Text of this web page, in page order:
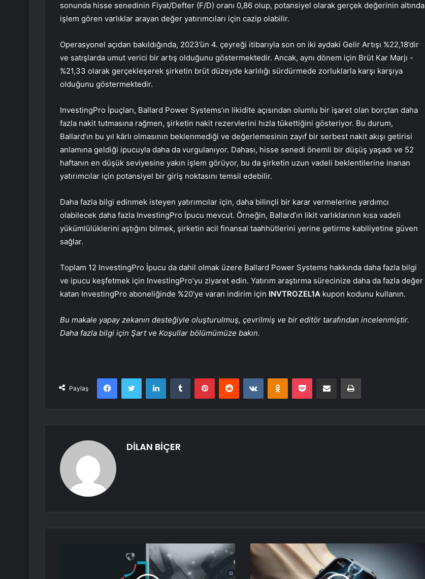
sonunda hisse senedinin Fiyat/Defter (F/D) oranı 0,86 olup, potansiyel olarak gerçek değerinin altında
işlem gören varlıklar arayan değer yatırımcıları için cazip olabilir.
Operasyonel açıdan bakıldığında, 2023’ün 4. çeyreği itibarıyla son on iki aydaki Gelir Artışı %22,18’dir
ve satışlarda umut verici bir artış olduğunu göstermektedir. Ancak, aynı dönem için Brüt Kar Marjı -
%21,33 olarak gerçekleşerek şirketin brüt düzeyde karlılığı sürdürmede zorluklarla karşı karşıya
olduğunu göstermektedir.
InvestingPro İpuçları, Ballard Power Systems’ın likidite açısından olumlu bir işaret olan borçtan daha
fazla nakit tutmasına rağmen, şirketin nakit rezervlerini hızla tükettiğini gösteriyor. Bu durum,
Ballard’ın bu yıl kârlı olmasının beklenmediği ve değerlemesinin zayıf bir serbest nakit akışı getirisi
anlamına geldiği ipucuyla daha da vurgulanıyor. Dahası, hisse senedi önemli bir düşüş yaşadı ve 52
haftanın en düşük seviyesine yakın işlem görüyor, bu da şirketin uzun vadeli beklentilerine inanan
yatırımcılar için potansiyel bir giriş noktasını temsil edebilir.
Daha fazla bilgi edinmek isteyen yatırımcılar için, daha bilinçli bir karar vermelerine yardımcı
olabilecek daha fazla InvestingPro İpucu mevcut. Örneğin, Ballard’ın likit varlıklarının kısa vadeli
yükümlülüklerini aştığını bilmek, şirketin acil finansal taahhütlerini yerine getirme kabiliyetine güven
sağlar.
Toplam 12 InvestingPro İpucu da dahil olmak üzere Ballard Power Systems hakkında daha fazla bilgi
ve ipucu keşfetmek için InvestingPro’yu ziyaret edin. Yatırım araştırma sürecinize daha da fazla değer
katan InvestingPro aboneliğinde %20’ye varan indirim için INVTROZEL1A kupon kodunu kullanın.
Bu makale yapay zekanın desteğiyle oluşturulmuş, çevrilmiş ve bir editör tarafından incelenmiştir.
Daha fazla bilgi için Şart ve Koşullar bölümümüze bakın.
Paylaş
FacebookTwitter LinkedInTumblr PinterestReddit VKontakteOdnoklassniki
Pocket E-Posta ile paylaş Yazdır
DİLAN BİÇER